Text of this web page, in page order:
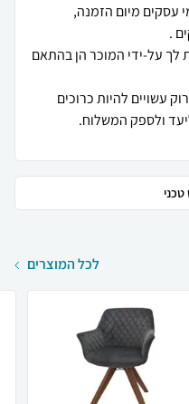
לך על-ידי המוכר הן בהתאם
עשויים להיות כרוכים
ולספק המשלוח.
לכל המוצרים